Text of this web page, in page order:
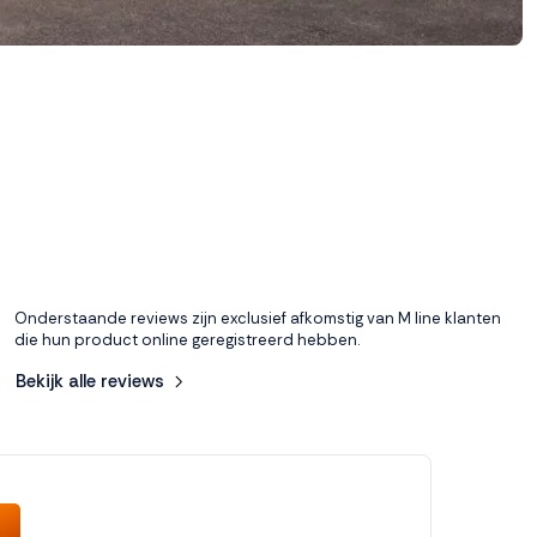
Onderstaande reviews zijn exclusief afkomstig van M line klanten
die hun product online geregistreerd hebben.
Bekijk alle reviews